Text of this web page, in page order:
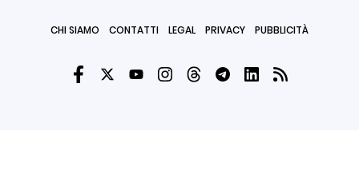
CHI SIAMO CONTATTI LEGAL PRIVACY PUBBLICITÀ